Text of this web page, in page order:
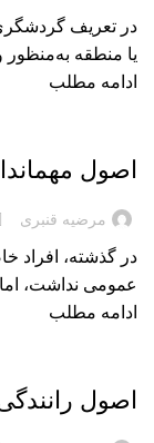
در تعریف
یا منطقه
ادامه مطلب
اصول
مرضیه قنبری
در گذشته‌، افراد
عمومی نداشت،
ادامه مطلب
اصول